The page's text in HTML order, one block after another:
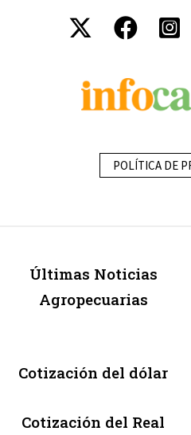
POLÍTICA DE
Últimas Noticias
Agropecuarias
Cotización del dólar
Cotización del Real